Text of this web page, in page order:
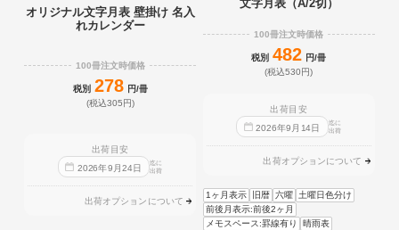
オリジナル文字月表 壁掛け 名入
れカレンダー
100冊注文時価格
税別 278 円/冊
(税込305円)
出荷目安
2026年9 月24日
迄に
出荷
出荷オプションについて
文字月表（A/2切）
100冊注文時価格
税別 482 円/冊
(税込530円)
出荷目安
2026年9 月 14日
迄に
出荷
出荷オプションについて
1ヶ月表示 旧暦 六曜 土曜日色分け
前後月表示:前後2ヶ月
メモスペース:罫線有り
晴雨表